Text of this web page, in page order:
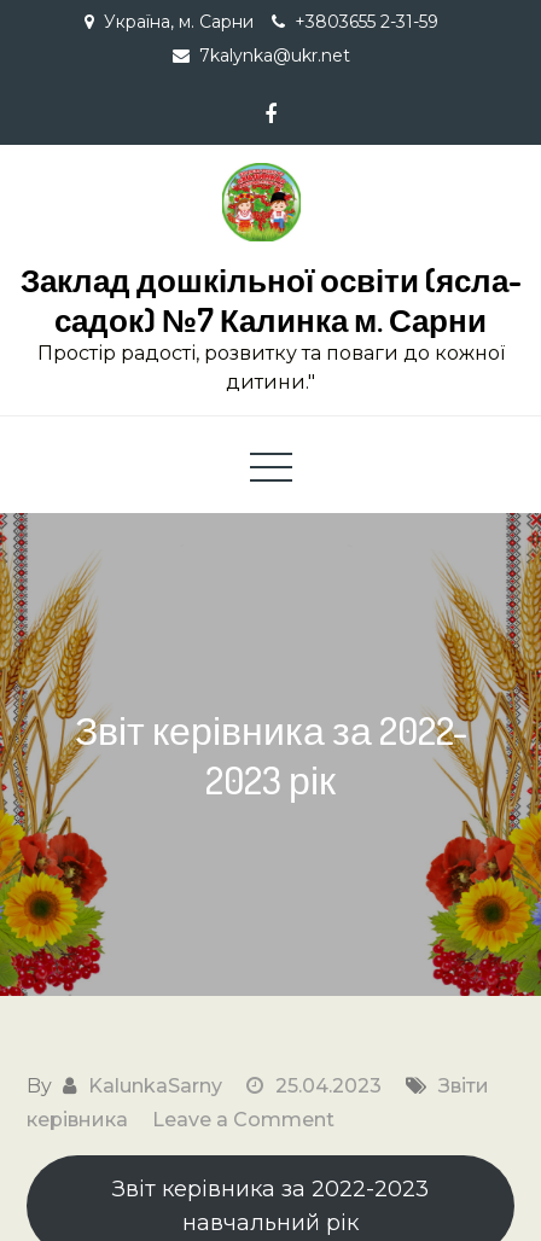
Україна, м. Сарни
+3803655 2-31-59
7kalynka@ukr.net
Заклад дошкільної освіти (ясла-
садок) №7 Калинка м. Сарни
Простір радості, розвитку та поваги до кожної
дитини."
Звіт керівника за 2022-
2023 рік
By KalunkaSarny 25.04.2023
Звіти
керівника
Leave a Comment
Звіт
керівника
за
Звіт керівника за 2022-2023
навчальний рік